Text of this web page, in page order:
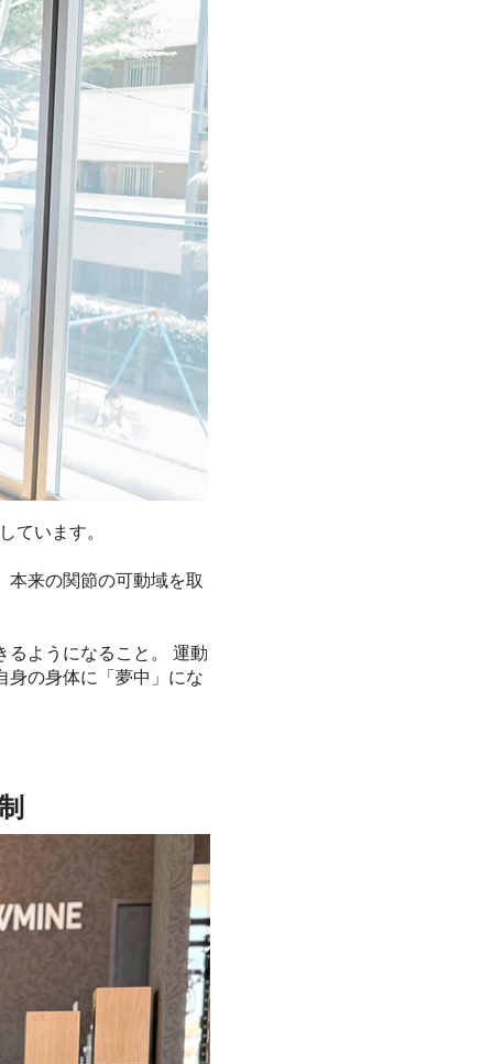
ています。
本来の関節の可動域を取
るようになること。 運動
身の身体に「夢中」にな